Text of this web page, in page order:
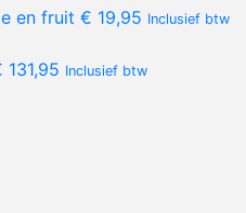
en fruit € 19,95 Inclusief btw
131,95 Inclusief btw